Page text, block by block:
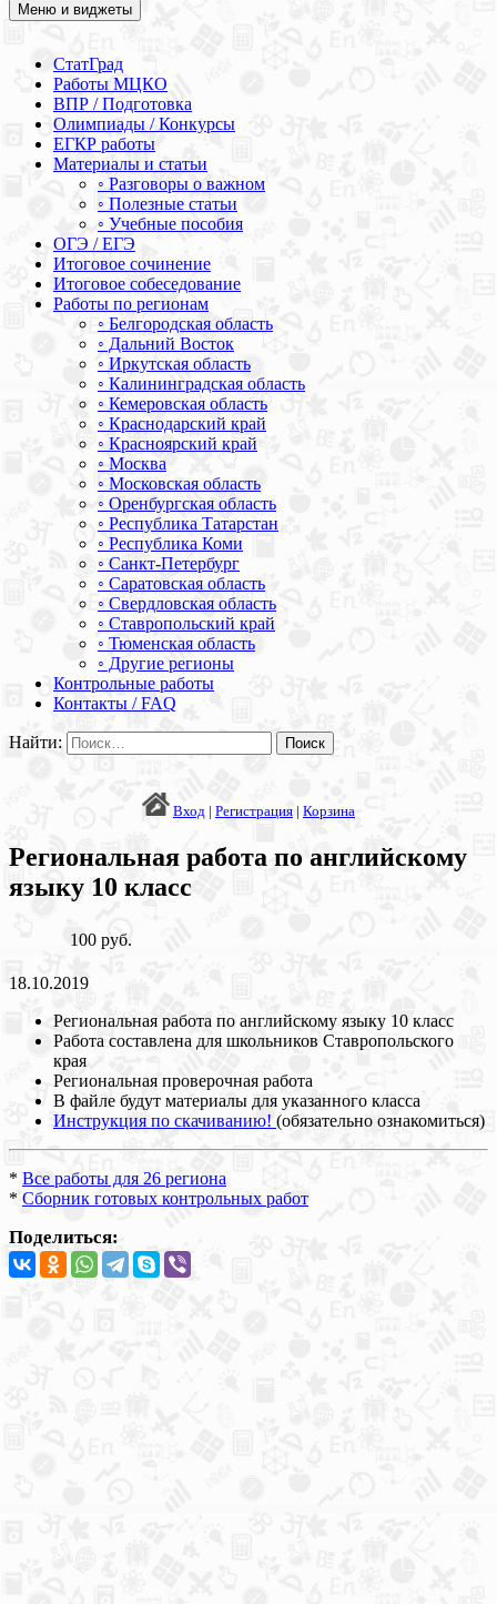
Академия СОВА
Подготовка к ЕГЭ, ОГЭ, ВПР, МЦКО, СтатГрад, КДР, ВОШ,
Меню и виджеты
СтатГрад
Работы МЦКО
ВПР / Подготовка
Олимпиады / Конкурсы
ЕГКР работы
Материалы и статьи
◦ Разговоры о важном
◦ Полезные статьи
◦ Учебные пособия
ОГЭ / ЕГЭ
Итоговое сочинение
Итоговое собеседование
Работы по регионам
◦ Белгородская область
◦ Дальний Восток
◦ Иркутская область
◦ Калининградская область
◦ Кемеровская область
◦ Краснодарский край
◦ Красноярский край
◦ Москва
◦ Московская область
◦ Оренбургская область
◦ Республика Татарстан
◦ Республика Коми
◦ Санкт-Петербург
◦ Саратовская область
◦ Свердловская область
◦ Ставропольский край
◦ Тюменская область
◦ Другие регионы
Контрольные работы
Контакты / FAQ
Найти:
Вход | Регистрация | Корзина
Региональная работа по английскому
языку 10 класс
100 руб.
18.10.2019
Региональная работа по английскому языку 10 класс
Работа составлена для школьников Ставропольского
края
Региональная проверочная работа
В файле будут материалы для указанного класса
Инструкция по скачиванию! (обязательно ознакомиться)
* Все работы для 26 региона
* Сборник готовых контрольных работ
Поделиться: